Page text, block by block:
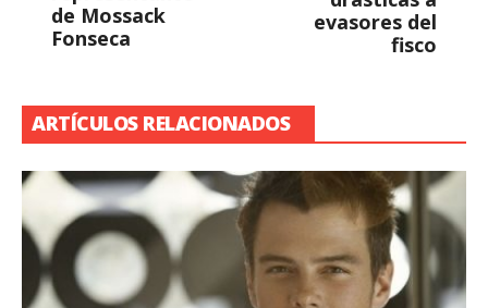
de Mossack
Fonseca
evasores del
fisco
ARTÍCULOS RELACIONADOS